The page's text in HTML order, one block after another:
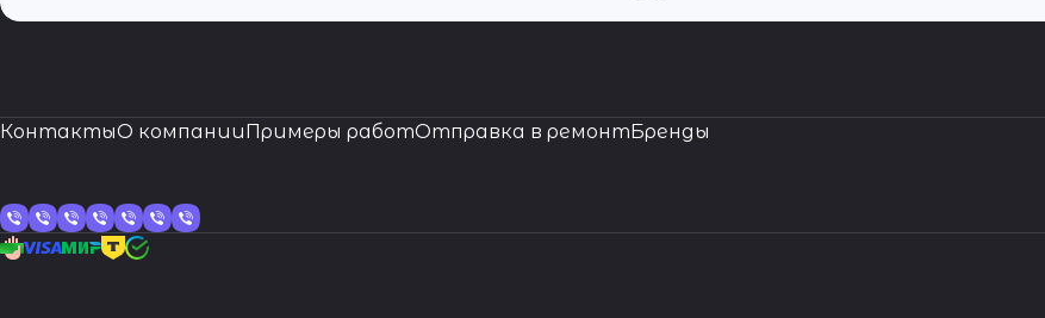
КонтактыО компанииПримеры работОтправка в ремонтБренды